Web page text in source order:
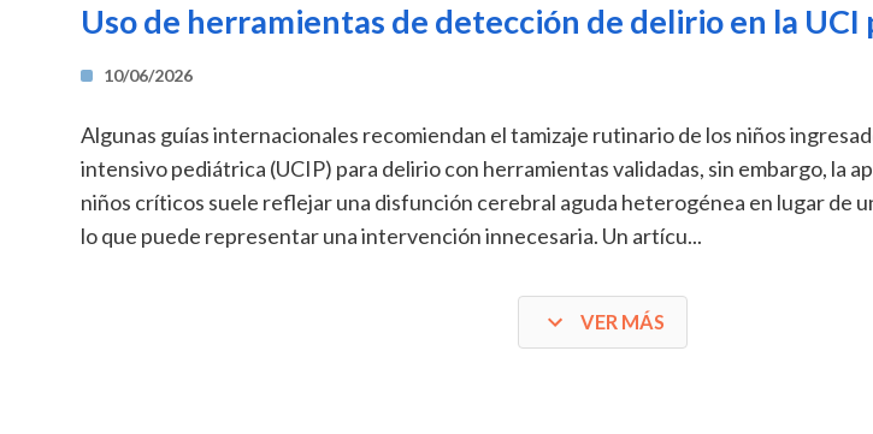
Uso de herramientas de detección de delirio en la
10/06/2026
Algunas guías internacionales recomiendan el tamizaje rutinario de los niños
intensivo pediátrica (UCIP) para delirio con herramientas validadas, sin embargo, la
niños críticos suele reflejar una disfunción cerebral aguda heterogénea en lugar de
lo que puede representar una intervención innecesaria. Un artícu...
VER MÁS